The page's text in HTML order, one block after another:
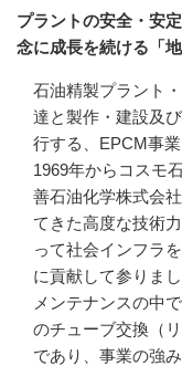
プラントの安全・安
念に成長を続ける「
石油精製プラント
達と製作・建設及
行する、EPCM事
1969年からコスモ
善石油化学株式会
てきた高度な技術
って社会インフラ
に貢献して参りまし
メンテナンスの中
のチューブ交換（
であり、事業の強